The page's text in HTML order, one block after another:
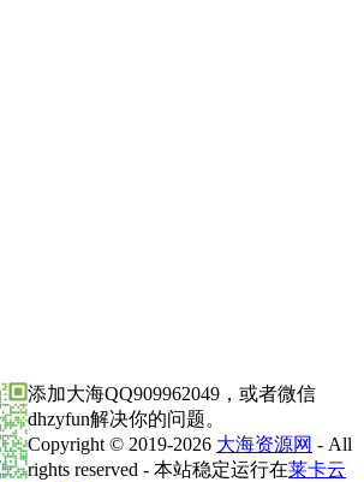
添加大海QQ909962049，或者微信
dhzyfun解决你的问题。
Copyright © 2019-2026 大海资源网 - All
rights reserved - 本站稳定运行在莱卡云